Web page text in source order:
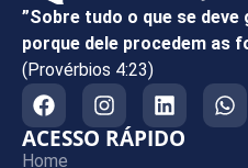
”Sobre tudo o que se
porque dele procedem as
(Provérbios 4:23)
ACESSO RÁPIDO
Home